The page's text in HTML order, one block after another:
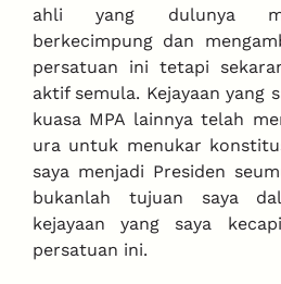
ahli yang dulunya
berkecimpung dan
persatuan ini tetapi
aktif semula. Kejayaan yang
kuasa MPA lainnya telah
ura untuk menukar
saya menjadi Presiden
bukanlah tujuan saya
kejayaan yang saya
persatuan ini.